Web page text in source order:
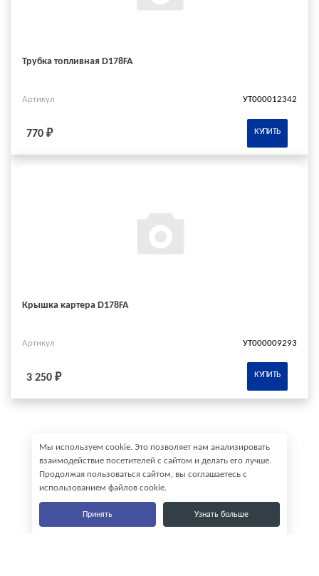
Трубка топливная D178FA
Артикул УТ000012342
770 ₽ КУПИТЬ
Крышка картера D178FA
Артикул УТ000009293
3 250 ₽ КУПИТЬ
Мы используем cookie. Это позволяет нам анализировать
взаимодействие посетителей с сайтом и делать его лучше.
Продолжая пользоваться сайтом, вы соглашаетесь с
использованием файлов cookie.
Принять Узнать больше